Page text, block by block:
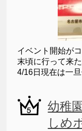
イベント開始が
末頃に行って来
4/16日現在は一
幼稚
しめ